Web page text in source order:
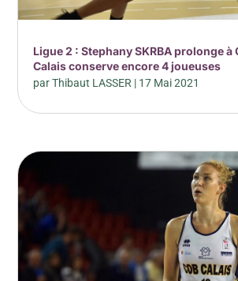
Ligue 2 : Stephany SKRBA prolonge
Calais conserve encore 4 joueuses
parThibaut LASSER | 17 Mai 2021